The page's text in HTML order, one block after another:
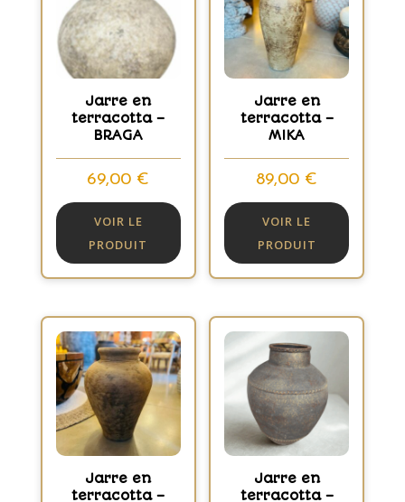
Jarre en
terracotta –
BRAGA
69,00 €
VOIR LE
PRODUIT
Jarre en
terracotta –
MIKA
89,00 €
VOIR LE
PRODUIT
Jarre en
terracotta –
Jarre en
terracotta –